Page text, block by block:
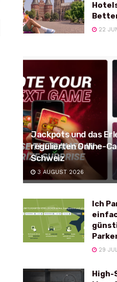
22
Jackpots und das
regulierten Online-
Schweiz
3 AUGUST 2026
Ich
29
High-